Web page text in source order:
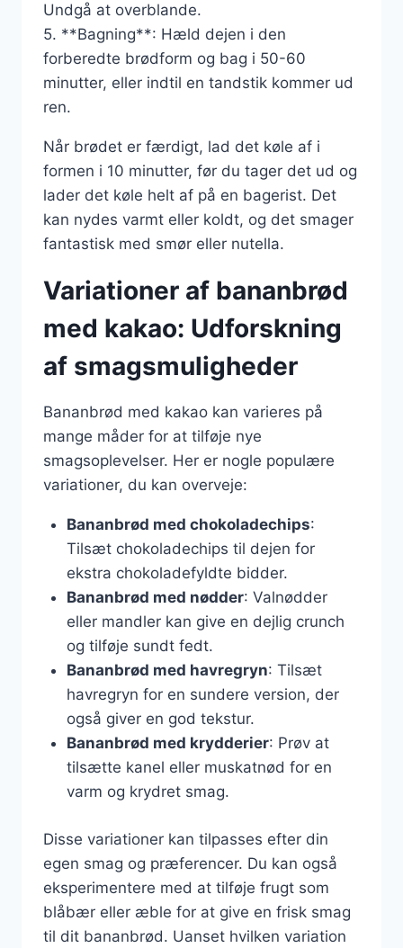
Undgå at overblande.
5. **Bagning**: Hæld dejen i den
forberedte brødform og bag i 50-60
minutter, eller indtil en tandstik kommer ud
ren.
Når brødet er færdigt, lad det køle af i
formen i 10 minutter, før du tager det ud og
lader det køle helt af på en bagerist. Det
kan nydes varmt eller koldt, og det smager
fantastisk med smør eller nutella.
Variationer af bananbrød
med kakao: Udforskning
af smagsmuligheder
Bananbrød med kakao kan varieres på
mange måder for at tilføje nye
smagsoplevelser. Her er nogle populære
variationer, du kan overveje:
Bananbrød med chokoladechips:
Tilsæt chokoladechips til dejen for
ekstra chokoladefyldte bidder.
Bananbrød med nødder: Valnødder
eller mandler kan give en dejlig crunch
og tilføje sundt fedt.
Bananbrød med havregryn: Tilsæt
havregryn for en sundere version, der
også giver en god tekstur.
Bananbrød med krydderier: Prøv at
tilsætte kanel eller muskatnød for en
varm og krydret smag.
Disse variationer kan tilpasses efter din
egen smag og præferencer. Du kan også
eksperimentere med at tilføje frugt som
blåbær eller æble for at give en frisk smag
til dit bananbrød. Uanset hvilken variation